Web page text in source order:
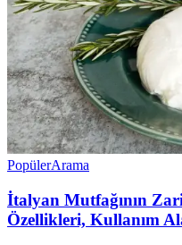
PopülerArama
İtalyan Mutfağının
Özellikleri, Kullanım